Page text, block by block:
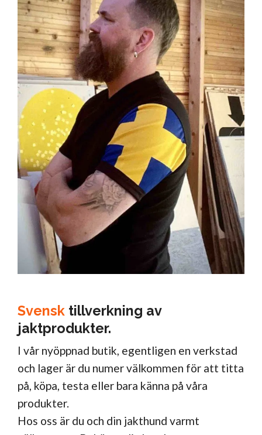
Svensk tillverkning av
jaktprodukter.
I vår nyöppnad butik, egentligen en verkstad
och lager är du numer välkommen för att titta
på, köpa, testa eller bara känna på våra
produkter.
Hos oss är du och din jakthund varmt